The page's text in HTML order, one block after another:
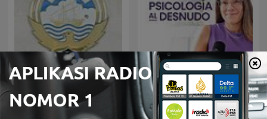
Situation in kuwait
Psicologia Al Desnudo |
@psi.mammoliti